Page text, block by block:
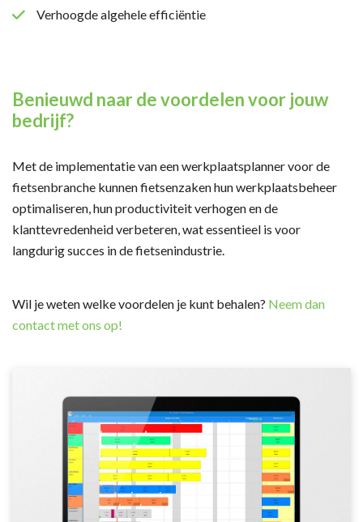
Verhoogde algehele efficiëntie
Benieuwd naar de voordelen voor jouw
bedrijf?
Met de implementatie van een werkplaatsplanner voor de
fietsenbranche kunnen fietsenzaken hun werkplaatsbeheer
optimaliseren, hun productiviteit verhogen en de
klanttevredenheid verbeteren, wat essentieel is voor
langdurig succes in de fietsenindustrie.
Wil je weten welke voordelen je kunt behalen? Neem dan
contact met ons op!